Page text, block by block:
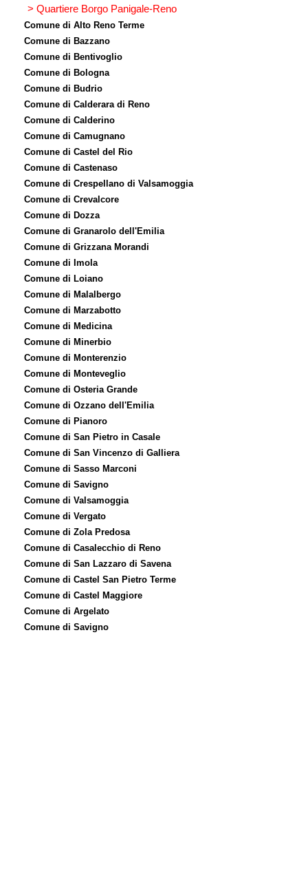
> Quartiere Borgo Panigale-Reno
Comune di Alto Reno Terme
Comune di Bazzano
Comune di Bentivoglio
Comune di Bologna
Comune di Budrio
Comune di Calderara di Reno
Comune di Calderino
Comune di Camugnano
Comune di Castel del Rio
Comune di Castenaso
Comune di Crespellano di Valsamoggia
Comune di Crevalcore
Comune di Dozza
Comune di Granarolo dell'Emilia
Comune di Grizzana Morandi
Comune di Imola
Comune di Loiano
Comune di Malalbergo
Comune di Marzabotto
Comune di Medicina
Comune di Minerbio
Comune di Monterenzio
Comune di Monteveglio
Comune di Osteria Grande
Comune di Ozzano dell'Emilia
Comune di Pianoro
Comune di San Pietro in Casale
Comune di San Vincenzo di Galliera
Comune di Sasso Marconi
Comune di Savigno
Comune di Valsamoggia
Comune di Vergato
Comune di Zola Predosa
Comune di Casalecchio di Reno
Comune di San Lazzaro di Savena
Comune di Castel San Pietro Terme
Comune di Castel Maggiore
Comune di Argelato
Comune di Savigno